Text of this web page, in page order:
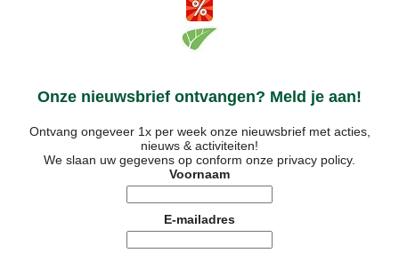
Onze nieuwsbrief ontvangen? Meld je aan!
Ontvang ongeveer 1x per week onze nieuwsbrief met acties,
nieuws & activiteiten!
We slaan uw gegevens op conform onze privacy policy.
Voornaam
E-mailadres